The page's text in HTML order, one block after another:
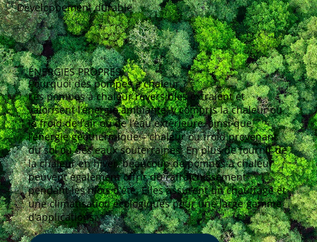
Développement durable
ÉNERGIES PROPRES
Pourquoi des pompes à chaleur ?
Les pompes à chaleur réversibles extraient et
valorisent l’énergie ambiante, y compris la chaleur ou
le froid de l’air ou de l’eau extérieure, ainsi que
l’énergie géothermique – chaleur ou froid provenant
du sol ou des eaux souterraines. En plus de fournir de
la chaleur en hiver, beaucoup de pompes à chaleur
peuvent également offrir du rafraîchissement
pendant les mois d’été. Elles assurent un chauffage et
une climatisation écologiques pour une large gamme
d’applications.